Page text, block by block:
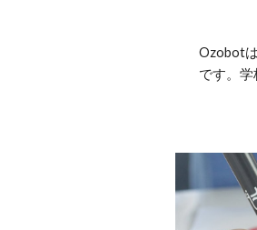
Ozobot
です。